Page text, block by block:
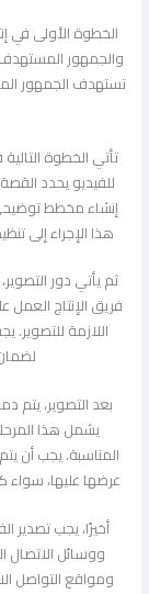
الخطوة الأولى في
والجمهور
تستهدف الجمهور
تأتي الخطوة
إنشاء مخطط
هذا الإجراء إلى
ثم يأتي دور
فريق الإنتاج العمل
اللازمة للتصوير.
بعد التصوير، يتم
يشمل هذا
المناسبة. يجب أن
عرضها عليها، سواء
أخيرًا، يجب تصدير
ووسائل الاتصال
ومواقع التواصل